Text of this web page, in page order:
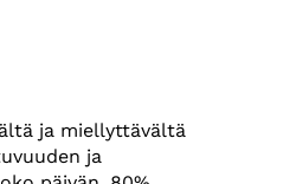
ja miellyttävältä
ja